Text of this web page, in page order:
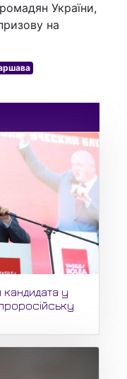
України,
на
у